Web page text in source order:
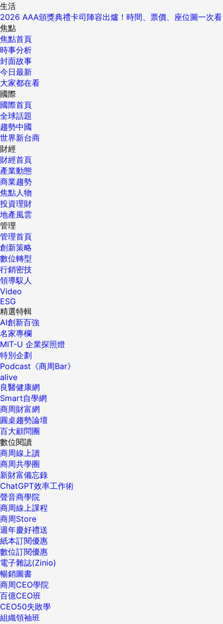
生活
2026 AAA頒獎典禮卡司陣容出爐！時間、票價、座位圖一次看
焦點
焦點首頁
時事分析
封面故事
今日最新
大家都在看
國際
國際首頁
全球話題
趨勢中國
世界新台商
財經
財經首頁
產業動態
商業趨勢
焦點人物
投資理財
地產風雲
管理
管理首頁
創新策略
數位轉型
行銷密技
領導馭人
Video
ESG
精選特輯
AI創新百強
名家專欄
MIT-U 企業探照燈
特別企劃
Podcast《商周Bar》
alive
良醫健康網
Smart自學網
商周財富網
圓桌趨勢論壇
百大顧問團
數位閱讀
商周線上讀
商周共學圈
新財富備忘錄
ChatGPT效率工作術
聲音商學院
商周線上課程
商周Store
週年慶好禮送
紙本訂閱優惠
數位訂閱優惠
電子雜誌(Zinio)
暢銷圖書
商周CEO學院
百億CEO班
CEO50失敗學
組織領袖班